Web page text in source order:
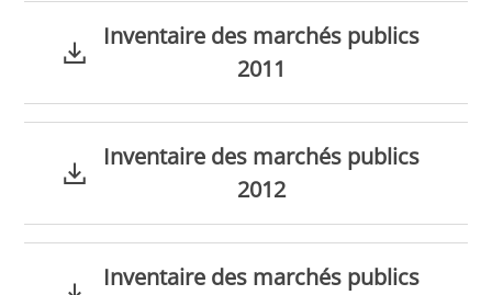
Inventaire des marchés publics
2011
Inventaire des marchés publics
2012
Inventaire des marchés publics